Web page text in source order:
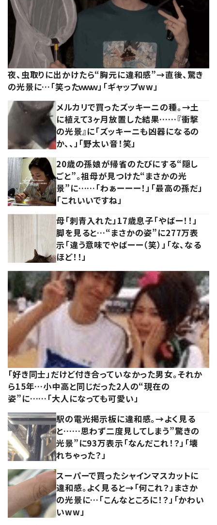
夜、虫取りに出かけたら“胸元に違和感”→直後、驚き
の光景に…「笑ったｗｗｗ」「ギャップww」
メルカリで買ったズッキーニの種。→土
に植えて3ヶ月放置した結果……『衝撃
の光景』に「ズッキーニも凶器になるの
か、、」「野太い音！笑」
20歳の孫娘が帰省のたびにする“隠し
ごと”。祖母が見つけた“まさかの光
景”に……「わぁーーー！」「最高の孫だ」
「これいいですね」
母「刺青入れた」17歳息子「やばー！！」
脚を見ると…“まさかの姿”に277万表
示「違う意味でやばーー（笑）」「な、なる
ほど！！」
「好き同士」だけど付き合っていなかった男女。それか
ら15年…小中高と同じだった2人の“現在の
姿”に……「大人になっても可愛い」
駅の電光掲示板に違和感。→よく見る
と……思わず二度見してしまう”驚きの
光景”に93万表示「なんだこれ！？」「壊
れちゃった？」
スーパーで買ったシャインマスカットに
違和感。よく見ると→「何これ？」まさか
の光景に…「こんなところに！？」「かわい
いww」